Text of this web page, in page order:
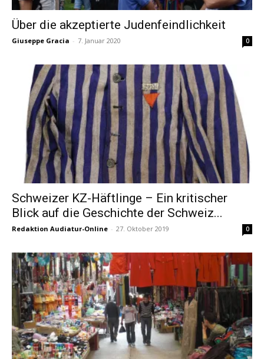
Über die akzeptierte Judenfeindlichkeit
Giuseppe Gracia - 7. Januar 2020 0
Schweizer KZ-Häftlinge – Ein kritischer
Blick auf die Geschichte der Schweiz...
Redaktion Audiatur-Online - 27. Oktober 2019 0